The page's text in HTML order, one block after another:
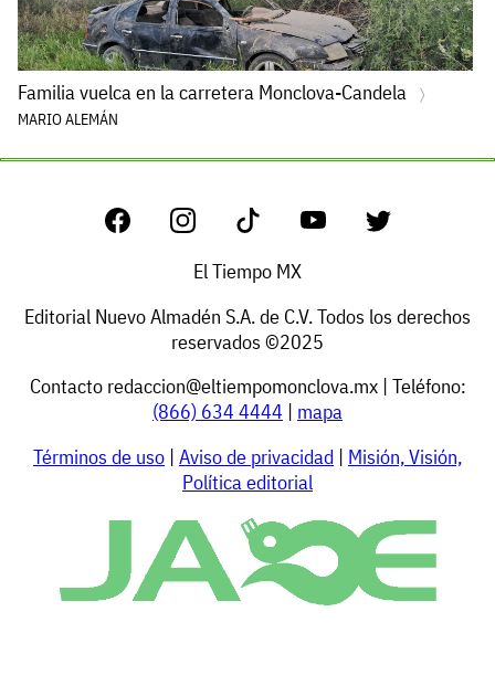
Familia vuelca en la carretera Monclova-Candela
MARIO ALEMÁN
El Tiempo MX
Editorial Nuevo Almadén S.A. de C.V. Todos los derechos
reservados ©2025
Contacto redaccion@eltiempomonclova.mx| Teléfono:
(866) 634 4444 | mapa
Términos de uso | Aviso de privacidad | Misión, Visión,
Política editorial